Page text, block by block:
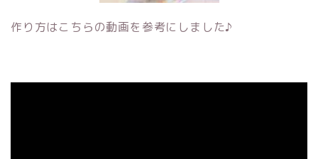
作り方はこちらの動画を参考にしました♪